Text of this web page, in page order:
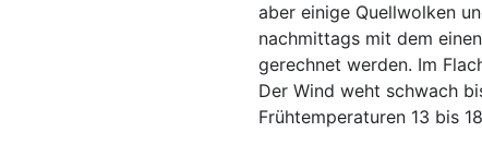
aber einige Quellwolken
nachmittags mit dem
gerechnet werden. Im
Der Wind weht schwach
Frühtemperaturen 13 bis